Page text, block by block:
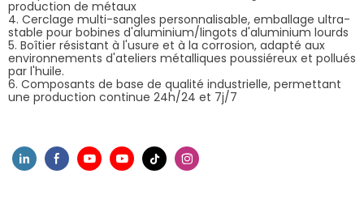
production de métaux
4. Cerclage multi-sangles personnalisable, emballage ultra-
stable pour bobines d'aluminium/lingots d'aluminium lourds
5. Boîtier résistant à l'usure et à la corrosion, adapté aux
environnements d'ateliers métalliques poussiéreux et pollués
par l'huile.
6. Composants de base de qualité industrielle, permettant
une production continue 24h/24 et 7j/7